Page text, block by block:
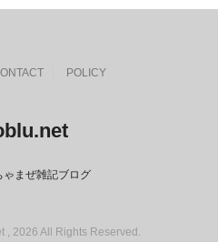
POLICY
ゃまぜ雑記ブログ
, 2026 All Rights Reserved.